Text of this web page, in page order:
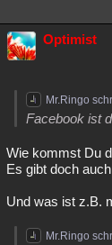
Optimist
Mr.Ringo
Facebook ist
Wie kommst Du
Es gibt doch
Und was ist z.B.
Mr.Ringo